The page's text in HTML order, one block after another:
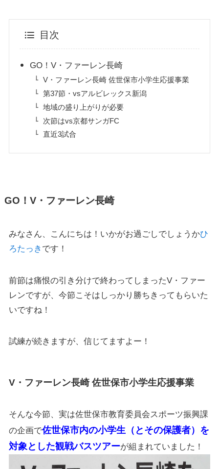
目次
GO！V・ファーレン長崎
V・ファーレン長崎 佐世保市小学生応援事業
第37節・vsアルビレックス新潟
地域の盛り上がりが必要
次節はvs京都サンガFC
直近3試合
GO！V・ファーレン長崎
みなさん、こんにちは！いかがお過ごしでしょうかひ
ろたっき です！
前節は痛恨の引き分けで終わってしまったV・ファー
レンですが、今節こそはしっかり勝ちきってもらいた
いですね！
試練が続きますが、信じてますよー！
V・ファーレン長崎 佐世保市小学生応援事業
そんな今節、実は佐世保市教育委員会スポーツ振興課
の企画で佐世保市内の小学生（とその保護者）を
対象とした観戦バスツアーが組まれていました！